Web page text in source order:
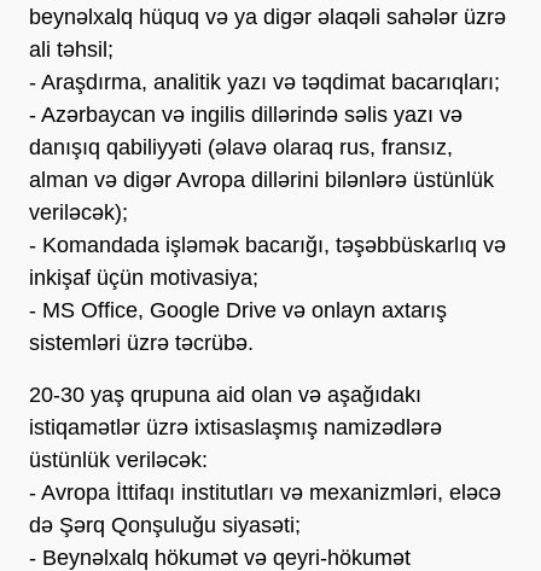
beynəlxalq hüquq və ya digər əlaqəli sahələr üzrə
ali təhsil;
- Araşdırma, analitik yazı və təqdimat bacarıqları;
- Azərbaycan və ingilis dillərində səlis yazı və
danışıq qabiliyyəti (əlavə olaraq rus, fransız,
alman və digər Avropa dillərini bilənlərə üstünlük
veriləcək);
- Komandada işləmək bacarığı, təşəbbüskarlıq və
inkişaf üçün motivasiya;
- MS Office, Google Drive və onlayn axtarış
sistemləri üzrə təcrübə.
20-30 yaş qrupuna aid olan və aşağıdakı
istiqamətlər üzrə ixtisaslaşmış namizədlərə
üstünlük veriləcək:
- Avropa İttifaqı institutları və mexanizmləri, eləcə
də Şərq Qonşuluğu siyasəti;
- Beynəlxalq hökumət və qeyri-hökumət